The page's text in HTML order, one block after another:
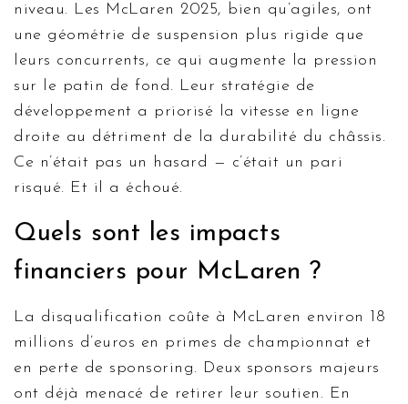
niveau. Les McLaren 2025, bien qu’agiles, ont
une géométrie de suspension plus rigide que
leurs concurrents, ce qui augmente la pression
sur le patin de fond. Leur stratégie de
développement a priorisé la vitesse en ligne
droite au détriment de la durabilité du châssis.
Ce n’était pas un hasard — c’était un pari
risqué. Et il a échoué.
Quels sont les impacts
financiers pour McLaren ?
La disqualification coûte à McLaren environ 18
millions d’euros en primes de championnat et
en perte de sponsoring. Deux sponsors majeurs
ont déjà menacé de retirer leur soutien. En